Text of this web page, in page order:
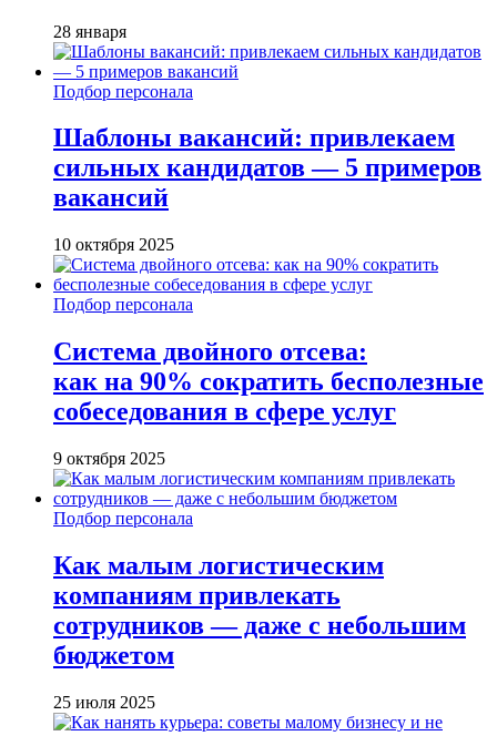
28 января
Подбор персонала
Шаблоны вакансий: привлекаем
сильных кандидатов — 5 примеров
вакансий
10 октября 2025
Подбор персонала
Система двойного отсева:
как на 90% сократить бесполезные
собеседования в сфере услуг
9 октября 2025
Подбор персонала
Как малым логистическим
компаниям привлекать
сотрудников — даже с небольшим
бюджетом
25 июля 2025